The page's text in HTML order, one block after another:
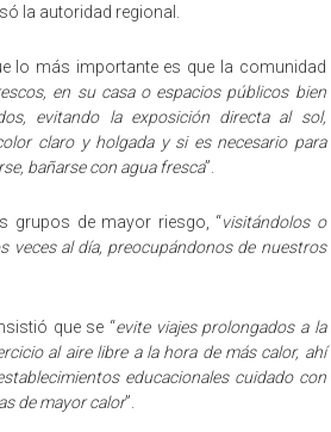
la autoridad regional.
lo más importante es que la comunidad
en su casa o espacios públicos bien
evitando la exposición directa al sol,
claro y holgada y si es necesario para
bañarse con agua fresca”.
grupos de mayor riesgo, “visitándolos o
veces al día, preocupándonos de nuestros
que se “evite viajes prolongados a la
al aire libre a la hora de más calor, ahí
educacionales cuidado con
de mayor calor”.